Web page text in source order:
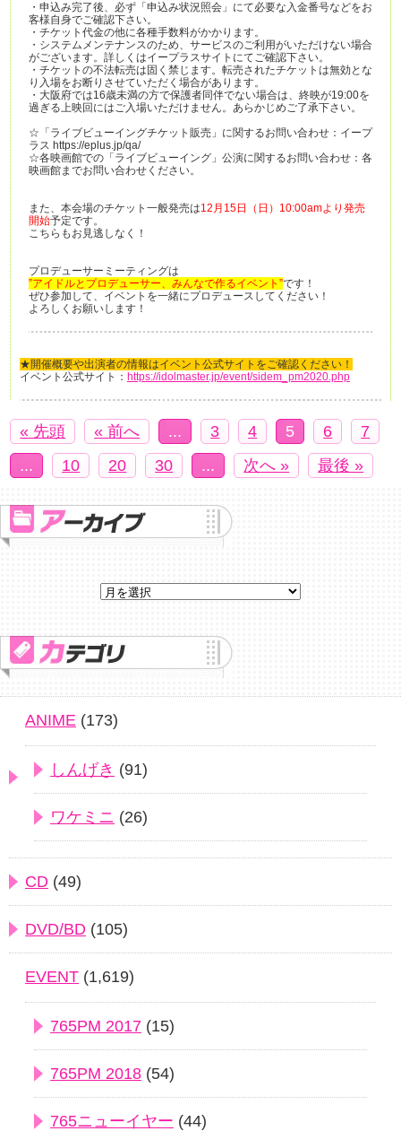
・申込み完了後、必ず「申込み状況照会」にて必要な入金番号などをお
客様自身でご確認下さい。
・チケット代金の他に各種手数料がかかります。
・システムメンテナンスのため、サービスのご利用がいただけない場合
がございます。詳しくはイープラスサイトにてご確認下さい。
・チケットの不法転売は固く禁じます。転売されたチケットは無効とな
り入場をお断りさせていただく場合があります。
・大阪府では16歳未満の方で保護者同伴でない場合は、終映が19:00を
過ぎる上映回にはご入場いただけません。あらかじめご了承下さい。
☆「ライブビューイングチケット販売」に関するお問い合わせ：イープ
ラス https://eplus.jp/qa/
☆各映画館での「ライブビューイング」公演に関するお問い合わせ：各
映画館までお問い合わせください。
また、本会場のチケット一般発売は12月15日（日）10:00amより発売
開始予定です。
こちらもお見逃しなく！
プロデューサーミーティングは
”アイドルとプロデューサー、みんなで作るイベント”です！
ぜひ参加して、イベントを一緒にプロデュースしてください！
よろしくお願いします！
★開催概要や出演者の情報はイベント公式サイトをご確認ください！
イベント公式サイト： https://idolmaster.jp/event/sidem_pm2020.php
« 先頭 « 前へ ... 3 4 5 6
7
...
10 20 30 ... 次へ » 最後 »
ANIME (173)
しんげき (91)
ワケミニ (26)
CD (49)
DVD/BD (105)
EVENT (1,619)
765PM 2017 (15)
765PM 2018 (54)
765ニューイヤー (44)